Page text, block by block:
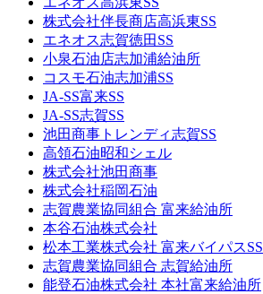
株式会社伴長商店高浜東SS
エネオス志賀徳田SS
小泉石油店志加浦給油所
コスモ石油志加浦SS
JA-SS富来SS
JA-SS志賀SS
池田商事トレンディ志賀SS
高領石油昭和シェル
株式会社池田商事
株式会社稲岡石油
志賀農業協同組合 富来給油所
本谷石油株式会社
松本工業株式会社 富来バイパスSS
志賀農業協同組合 志賀給油所
能登石油株式会社 本社富来給油所